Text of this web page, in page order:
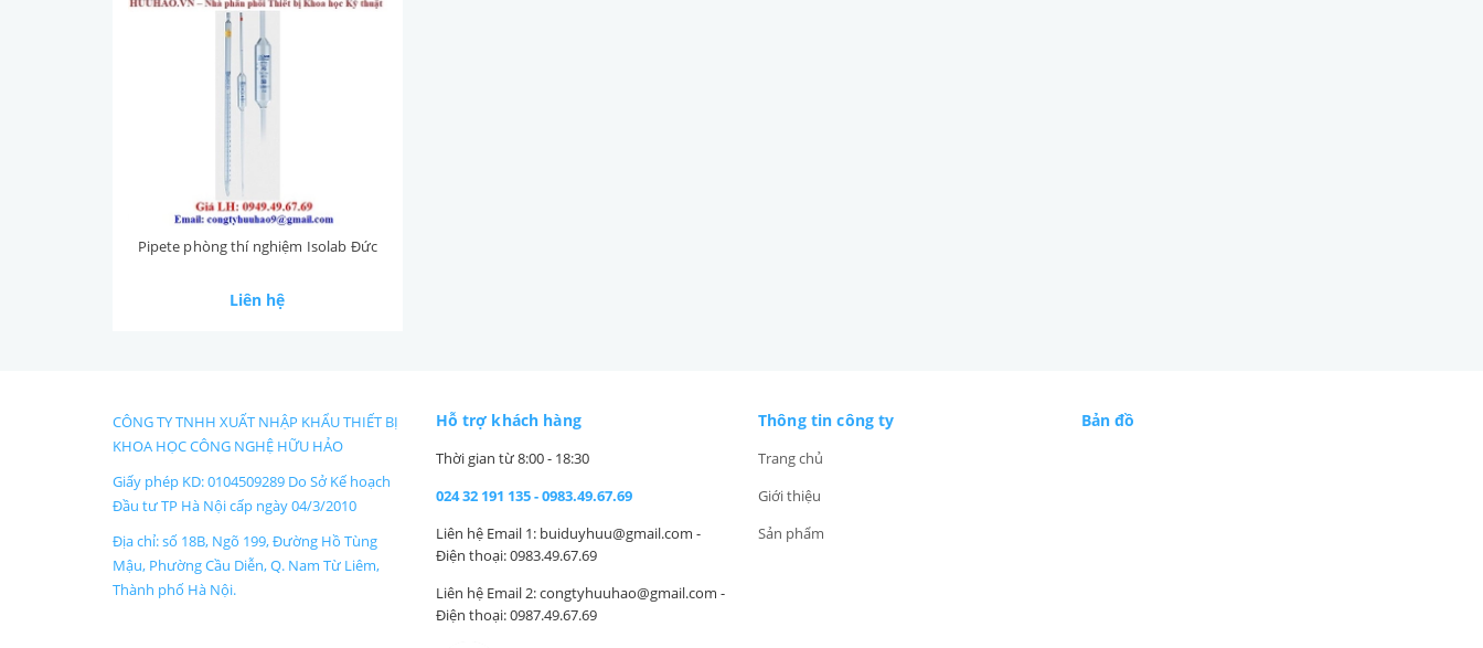
Pipete phòng thí nghiệm Isolab Đức
Liên hệ
CÔNG TY TNHH XUẤT NHẬP KHẨU THIẾT BỊ
KHOA HỌC CÔNG NGHỆ HỮU HẢO
Giấy phép KD: 0104509289 Do Sở Kế hoạch
Đầu tư TP Hà Nội cấp ngày 04/3/2010
Địa chỉ: số 18B, Ngõ 199, Đường Hồ Tùng
Mậu, Phường Cầu Diễn, Q. Nam Từ Liêm,
Thành phố Hà Nội.
Hỗ trợ khách hàng
Thời gian từ 8:00 - 18:30
024 32 191 135 - 0983.49.67.69
Liên hệ Email 1: buiduyhuu@gmail.com -
Điện thoại: 0983.49.67.69
Liên hệ Email 2: congtyhuuhao@gmail.com -
Điện thoại: 0987.49.67.69
Thông tin công ty
Trang chủ
Giới thiệu
Sản phẩm
Bản đồ